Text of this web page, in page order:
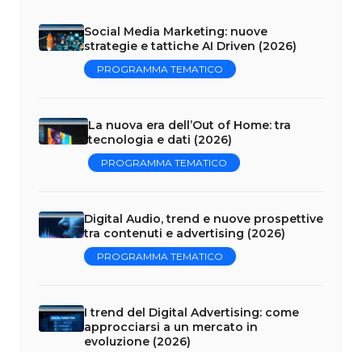
Social Media Marketing: nuove
strategie e tattiche AI Driven (2026)
PROGRAMMA TEMATICO
La nuova era dell’Out of Home: tra
tecnologia e dati (2026)
PROGRAMMA TEMATICO
Digital Audio, trend e nuove prospettive
tra contenuti e advertising (2026)
PROGRAMMA TEMATICO
I trend del Digital Advertising: come
approcciarsi a un mercato in
evoluzione (2026)